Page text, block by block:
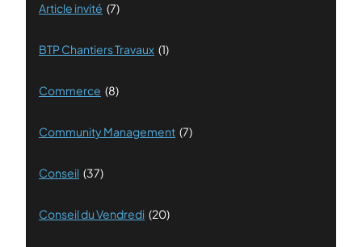
Article invité (7)
BTP Chantiers Travaux (1)
Commerce (8)
Community Management (7)
Conseil (37)
Conseil du Vendredi (20)